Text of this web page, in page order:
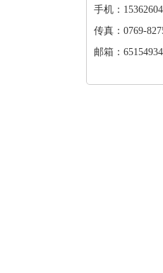
手机：
传真：0769-
邮箱：